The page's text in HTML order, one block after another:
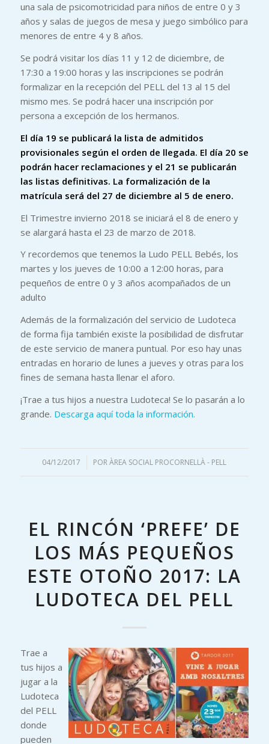
una sala de psicomotricidad para niños de entre 0 y 3
años y salas de juegos de mesa y juego simbólico para
menores de entre 4 y 8 años.
Se podrá visitar los días 11 y 12 de diciembre, de
17:30 a 19:00 horas y las inscripciones se podrán
formalizar en la recepción del PELL del 13 al 15 del
mismo mes. Se podrá hacer una inscripción por
persona a excepción de los hermanos.
El día 19 se publicará la lista de admitidos
provisionales según el orden de llegada. El día 20 se
podrán hacer reclamaciones y el 21 se publicarán
las listas definitivas. La formalización de la
matrícula será del 27 de diciembre al 5 de enero.
El Trimestre invierno 2018 se iniciará el 8 de enero y
se alargará hasta el 23 de marzo de 2018.
Y recordemos que tenemos la Ludo PELL Bebés, los
martes y los jueves de 10:00 a 12:00 horas, para
pequeños de entre 0 y 3 años acompañados de un
adulto
Además de la formalización del servicio de Ludoteca
de forma fija también existe la posibilidad de disfrutar
de este servicio de manera puntual. Por eso hay unas
entradas en horario de lunes a jueves y otras para los
fines de semana hasta llenar el aforo.
¡Trae a tus hijos a nuestra Ludoteca! Se lo pasarán a lo
grande. Descarga aquí toda la información.
04/12/2017
/ PORÀREA SOCIAL PROCORNELLÀ - PELL
EL RINCÓN ‘PREFE’ DE
LOS MÁS PEQUEÑOS
ESTE OTOÑO 2017: LA
LUDOTECA DEL PELL
Trae a
tus hijos a
jugar a la
Ludoteca
del PELL
donde
pueden